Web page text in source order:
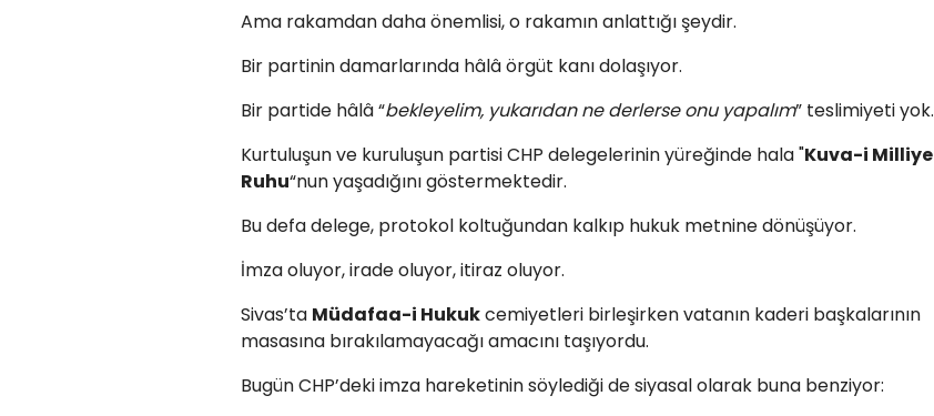
Ama rakamdan daha önemlisi, o rakamın anlattığı şeydir.
Bir partinin damarlarında hâlâ örgüt kanı dolaşıyor.
Bir partide hâlâ “bekleyelim, yukarıdan ne derlerse onu yapalım” teslimiyeti yok.
Kurtuluşun ve kuruluşun partisi CHP delegelerinin yüreğinde hala "Kuva-i Milliye
Ruhu“nun yaşadığını göstermektedir.
Bu defa delege, protokol koltuğundan kalkıp hukuk metnine dönüşüyor.
İmza oluyor, irade oluyor, itiraz oluyor.
Sivas’ta Müdafaa-i Hukukcemiyetleri birleşirken vatanın kaderi başkalarının
masasına bırakılamayacağı amacını taşıyordu.
Bugün CHP’deki imza hareketinin söylediği de siyasal olarak buna benziyor: